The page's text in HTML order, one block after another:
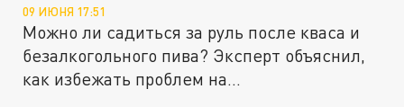
09 ИЮНЯ 17:51
Можно ли садиться за руль после кваса и
безалкогольного пива? Эксперт объяснил,
как избежать проблем на...